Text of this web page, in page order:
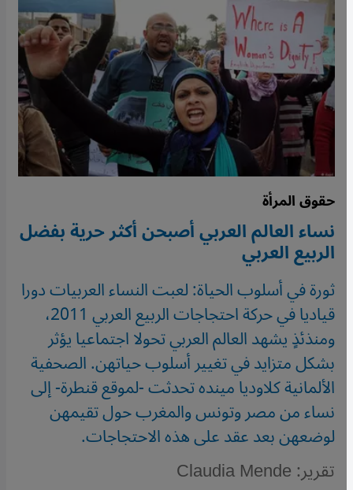
حقوق المرأة
نساء العالم العربي أصبحن أكثر حرية بفضل
الربيع العربي
ثورة في أسلوب الحياة: لعبت النساء العربيات دورا
قياديا في حركة احتجاجات الربيع العربي 2011،
ومنذئذٍ يشهد العالم العربي تحولا اجتماعيا يؤثر
بشكل متزايد في تغيير أسلوب حياتهن. الصحفية
الألمانية كلاوديا مينده تحدثت -لموقع قنطرة- إلى
نساء من مصر وتونس والمغرب حول تقيمهن
لوضعهن بعد عقد على هذه الاحتجاجات.
تقرير: Claudia Mende